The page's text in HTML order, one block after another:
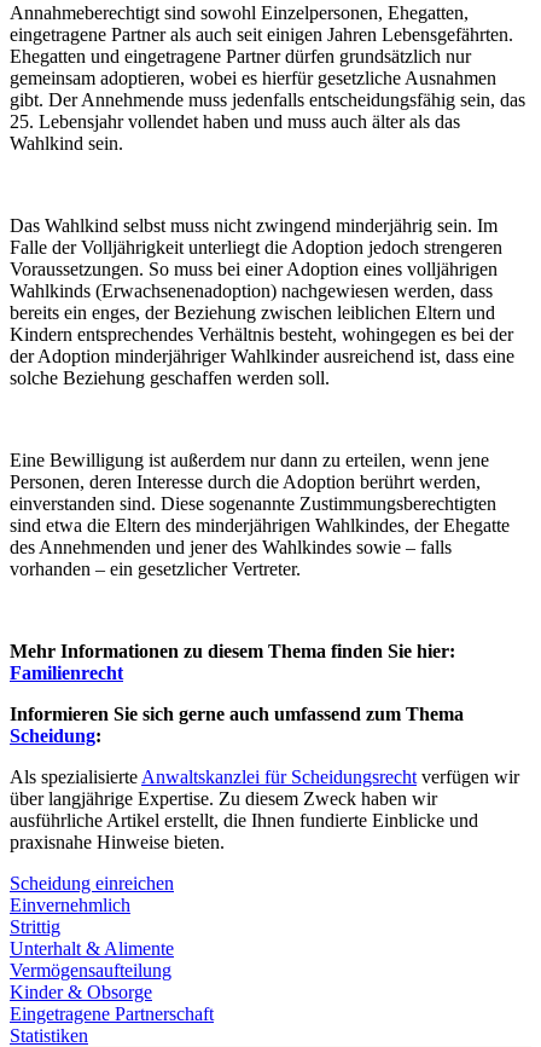
Annahmeberechtigt sind sowohl Einzelpersonen, Ehegatten,
eingetragene Partner als auch seit einigen Jahren Lebensgefährten.
Ehegatten und eingetragene Partner dürfen grundsätzlich nur
gemeinsam adoptieren, wobei es hierfür gesetzliche Ausnahmen
gibt. Der Annehmende muss jedenfalls entscheidungsfähig sein, das
25. Lebensjahr vollendet haben und muss auch älter als das
Wahlkind sein.
Das Wahlkind selbst muss nicht zwingend minderjährig sein. Im
Falle der Volljährigkeit unterliegt die Adoption jedoch strengeren
Voraussetzungen. So muss bei einer Adoption eines volljährigen
Wahlkinds (Erwachsenenadoption) nachgewiesen werden, dass
bereits ein enges, der Beziehung zwischen leiblichen Eltern und
Kindern entsprechendes Verhältnis besteht, wohingegen es bei der
der Adoption minderjähriger Wahlkinder ausreichend ist, dass eine
solche Beziehung geschaffen werden soll.
Eine Bewilligung ist außerdem nur dann zu erteilen, wenn jene
Personen, deren Interesse durch die Adoption berührt werden,
einverstanden sind. Diese sogenannte Zustimmungsberechtigten
sind etwa die Eltern des minderjährigen Wahlkindes, der Ehegatte
des Annehmenden und jener des Wahlkindes sowie – falls
vorhanden – ein gesetzlicher Vertreter.
Mehr Informationen zu diesem Thema finden Sie hier:
Familienrecht
Informieren Sie sich gerne auch umfassend zum Thema
Scheidung:
Als spezialisierte Anwaltskanzlei für Scheidungsrecht verfügen wir
über langjährige Expertise. Zu diesem Zweck haben wir
ausführliche Artikel erstellt, die Ihnen fundierte Einblicke und
praxisnahe Hinweise bieten.
Scheidung einreichen
Einvernehmlich
Strittig
Unterhalt & Alimente
Vermögensaufteilung
Kinder & Obsorge
Eingetragene Partnerschaft
Statistiken